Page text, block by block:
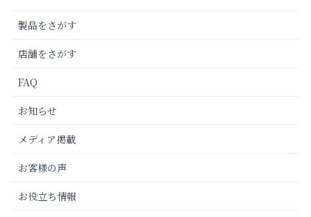
製品をさがす
店舗をさがす
FAQ
お知らせ
メディア掲載
お客様の声
お役立ち情報